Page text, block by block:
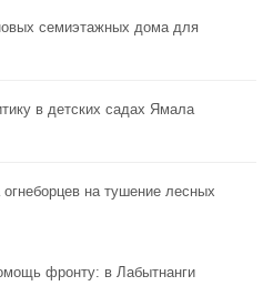
семиэтажных дома для
в детских садах Ямала
на тушение лесных
фронту: в Лабытнанги